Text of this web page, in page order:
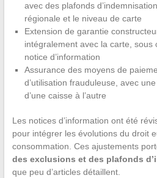
avec des plafonds
régionale et le niveau de carte
Extension de garantie
intégralement avec la carte, sous
notice d’information
Assurance des moyens de
d’utilisation frauduleuse, avec
d’une caisse à l’autre
Les notices d’information ont été
pour intégrer les évolutions du droit
consommation. Ces ajustements
des exclusions et des plafonds
que peu d’articles détaillent.